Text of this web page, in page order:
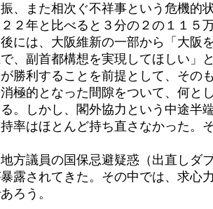
、また相次ぐ不祥事という危機的
年と比べると３分の２の１１５
には、大阪維新の一部から「大阪
、副首都構想を実現してほしい」
利することを前提として、その
極的となった間隙をついて、何と
。しかし、閣外協力という中途半
率はほとんど持ち直さなかった。
議員の国保忌避疑惑（出直しダ
露されてきた。その中では、求心
ろう。